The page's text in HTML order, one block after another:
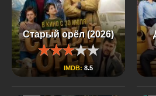
Старый орёл (2026)
IMDB: 8.5